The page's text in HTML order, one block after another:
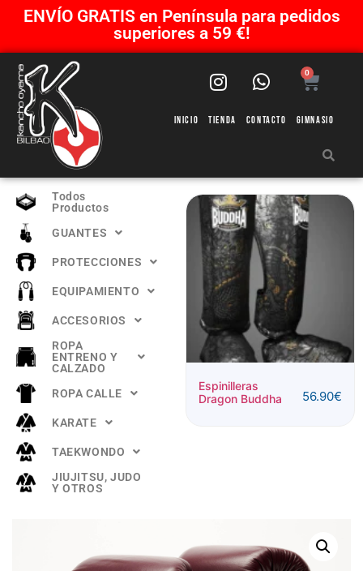
ENVÍO GRATIS en Península para pedidos
superiores a 59 €!
0
Inicio Tienda Contacto Gimnasio
Todos
Productos
GUANTES
PROTECCIONES
EQUIPAMIENTO
ACCESORIOS
ROPA
ENTRENO Y
CALZADO
ROPA CALLE
KARATE
TAEKWONDO
JIUJITSU, JUDO
Y OTROS
Espinillera
"TITANIUM"
Rosa
Espinilleras
Dragon Buddha
56.90€